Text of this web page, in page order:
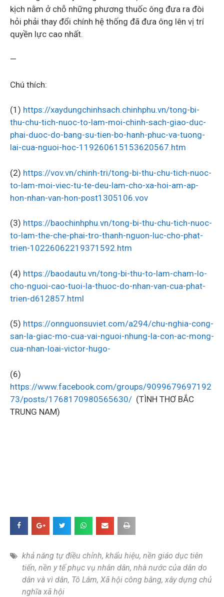
kịch nằm ở chỗ những phương thuốc ông đưa ra đòi
hỏi phải thay đổi chính hệ thống đã đưa ông lên vị trí
quyền lực cao nhất.
—
Chú thích:
(1) https://xaydungchinhsach.chinhphu.vn/tong-bi-
thu-chu-tich-nuoc-to-lam-moi-chinh-sach-giao-duc-
phai-duoc-do-bang-su-tien-bo-hanh-phuc-va-tuong-
lai-cua-nguoi-hoc-119260615153620567.htm
(2) https://vov.vn/chinh-tri/tong-bi-thu-chu-tich-nuoc-
to-lam-moi-viec-tu-te-deu-lam-cho-xa-hoi-am-ap-
hon-nhan-van-hon-post1305106.vov
(3) https://baochinhphu.vn/tong-bi-thu-chu-tich-nuoc-
to-lam-the-che-phai-tro-thanh-nguon-luc-cho-phat-
trien-10226062219371592.htm
(4) https://baodautu.vn/tong-bi-thu-to-lam-cham-lo-
cho-nguoi-cao-tuoi-la-thuoc-do-nhan-van-cua-phat-
trien-d612857.html
(5) https://onnguonsuviet.com/a294/chu-nghia-cong-
san-la-giac-mo-cua-vai-nguoi-nhung-la-con-ac-mong-
cua-nhan-loai-victor-hugo-
(6)
https://www.facebook.com/groups/9099679697192
73/posts/1768170980565630/ (TÌNH THƠ BẮC
TRUNG NAM)
khả năng tự điều chỉnh, khẩu hiệu, nền giáo dục tiên
tiến, nền y tế phục vụ nhân dân, nhà nước của dân do
dân và vì dân, Tô Lâm, Xã hội công bằng, xây dựng chủ
nghĩa xã hội